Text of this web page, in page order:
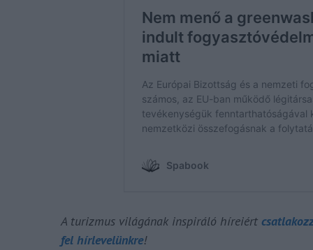
A turizmus világának inspiráló híreiért
fel hírlevelünkre!